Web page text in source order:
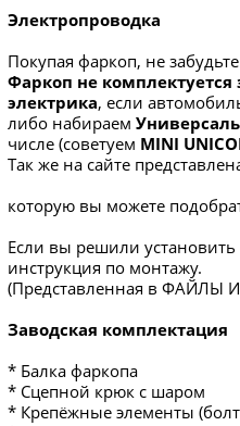
Электропроводка
Покупая фаркоп, не
Фаркоп не комплектуется
электрика, если
либо набираем
числе (советуем MINI
Так же на сайте
которую вы можете
Если вы решили
инструкция по монтажу.
(Представленная в ФАЙЛЫ
Заводская комплектация
* Балка фаркопа
* Сцепной крюк с шаром
* Крепёжные элементы